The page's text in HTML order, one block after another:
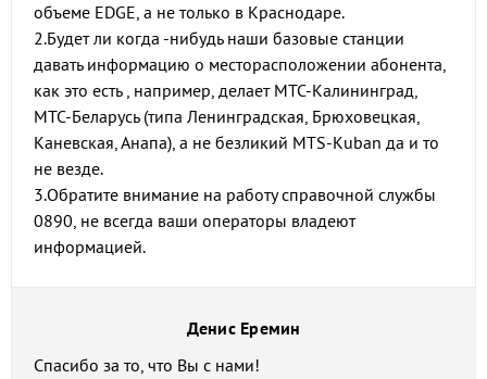
объеме EDGE, а не только в Краснодаре.
2.Будет ли когда -нибудь наши базовые станции
давать информацию о месторасположении абонента,
как это есть , например, делает МТС-Калининград,
МТС-Беларусь (типа Ленинградская, Брюховецкая,
Каневская, Анапа), а не безликий MTS-Kuban да и то
не везде.
3.Обратите внимание на работу справочной службы
0890, не всегда ваши операторы владеют
информацией.
Денис Еремин
Спасибо за то, что Вы с нами!